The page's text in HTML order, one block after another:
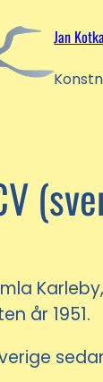
Jan Kotka
år 1951.